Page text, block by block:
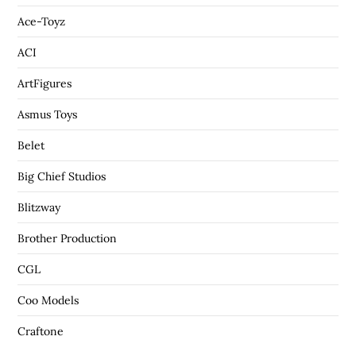
Ace-Toyz
ACI
ArtFigures
Asmus Toys
Belet
Big Chief Studios
Blitzway
Brother Production
CGL
Coo Models
Craftone